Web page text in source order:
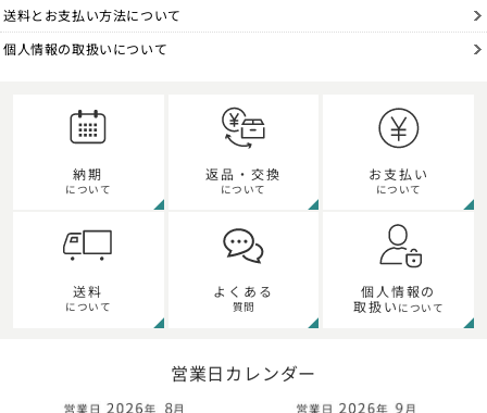
送料とお支払い方法について
個人情報の取扱いについて
納期
について
返品・交換
について
お支払い
について
送料
について
よくある
質問
個人情報の
取扱い について
営業日カレンダー